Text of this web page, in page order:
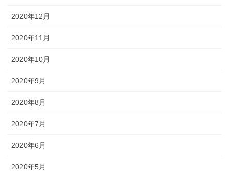
2020年12月
2020年11月
2020年10月
2020年9月
2020年8月
2020年7月
2020年6月
2020年5月